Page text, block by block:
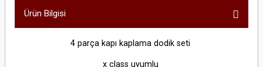
Ürün Bilgisi
4 parça kapı kaplama dodik seti
x class uyumlu